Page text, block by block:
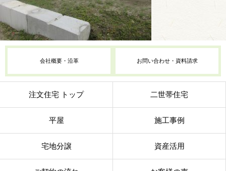
会社概要・沿革 お問い合わせ・資料請求
注文住宅 トップ 二世帯住宅
平屋 施工事例
宅地分譲 資産活用